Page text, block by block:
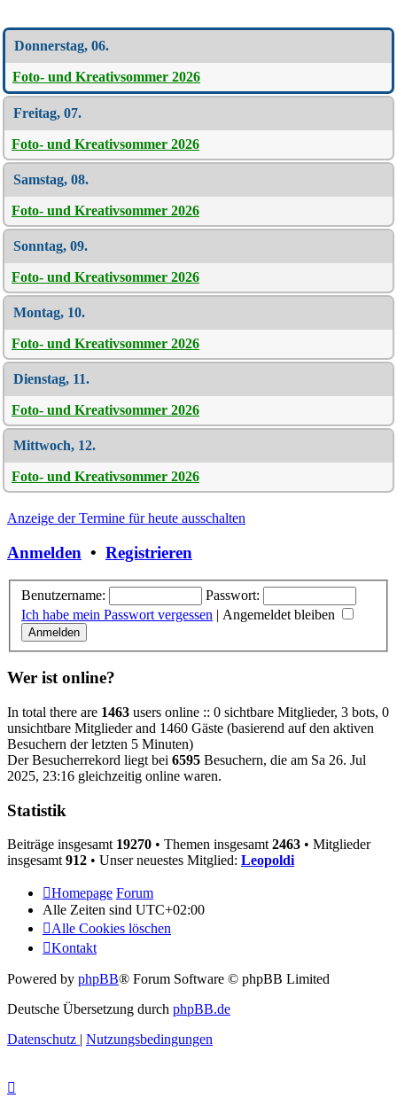
Donnerstag, 06.
Foto- und Kreativsommer 2026
Freitag, 07.
Foto- und Kreativsommer 2026
Samstag, 08.
Foto- und Kreativsommer 2026
Sonntag, 09.
Foto- und Kreativsommer 2026
Montag, 10.
Foto- und Kreativsommer 2026
Dienstag, 11.
Foto- und Kreativsommer 2026
Mittwoch, 12.
Foto- und Kreativsommer 2026
Anzeige der Termine für heute ausschalten
Anmelden • Registrieren
Benutzername:
Passwort:
Ich habe mein Passwort vergessen | Angemeldet bleiben
Wer ist online?
In total there are 1463 users online :: 0 sichtbare Mitglieder, 3 bots, 0
unsichtbare Mitglieder and 1460 Gäste (basierend auf den aktiven
Besuchern der letzten 5 Minuten)
Der Besucherrekord liegt bei 6595 Besuchern, die am Sa 26. Jul
2025, 23:16 gleichzeitig online waren.
Statistik
Beiträge insgesamt 19270 • Themen insgesamt 2463 • Mitglieder
insgesamt 912 • Unser neuestes Mitglied: Leopoldi
Homepage Forum
Alle Zeiten sind UTC+02:00
Alle Cookies löschen
Kontakt
Powered by phpBB® Forum Software © phpBB Limited
Deutsche Übersetzung durch phpBB.de
Datenschutz | Nutzungsbedingungen